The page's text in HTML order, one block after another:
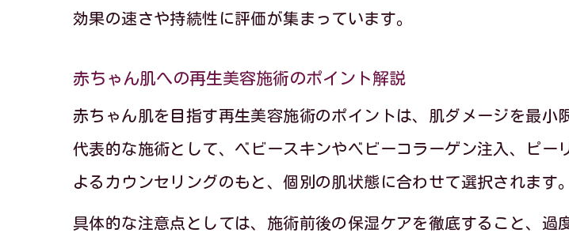
再生美容でキメ細やかさ
再生美容が敏感肌に選ば
効果の速さや持続性に評価が集まっています。
赤ちゃん肌への再生美容施術のポイント解説
赤ちゃん肌を目指す再生美容施術のポイントは、肌ダメージを最小
代表的な施術として、ベビースキンやベビーコラーゲン注入、ピ
よるカウンセリングのもと、個別の肌状態に合わせて選択されます。
具体的な注意点としては、施術前後の保湿ケアを徹底すること、